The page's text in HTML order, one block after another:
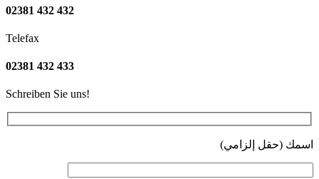
02381 432 432
Telefax
02381 432 433
Schreiben Sie uns!
اسمك (حقل إلزامي)